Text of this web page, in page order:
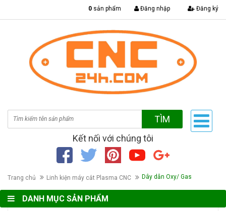
0 sản phẩm Đăng nhập Đăng ký
TÌM
Kết nối với chúng tôi
Trang chủ Linh kiện máy cắt Plasma CNC Dây dẫn Oxy/ Gas
DANH MỤC SẢN PHẨM